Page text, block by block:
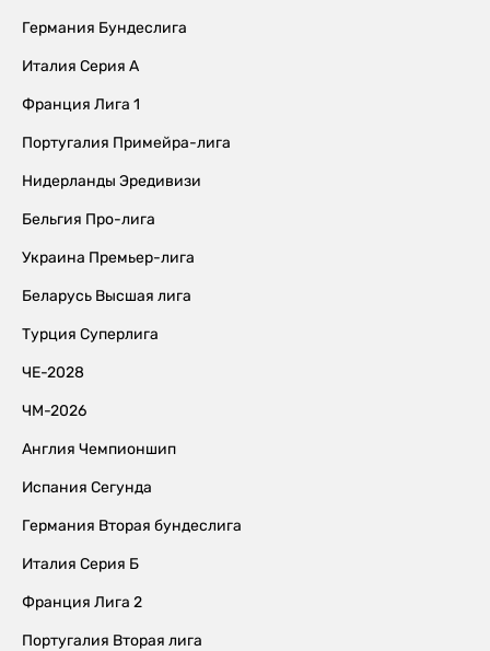
Германия Бундеслига
Италия Серия А
Франция Лига 1
Португалия Примейра-лига
Нидерланды Эредивизи
Бельгия Про-лига
Украина Премьер-лига
Беларусь Высшая лига
Турция Суперлига
ЧЕ-2028
ЧМ-2026
Англия Чемпионшип
Испания Сегунда
Германия Вторая бундеслига
Италия Серия Б
Франция Лига 2
Португалия Вторая лига